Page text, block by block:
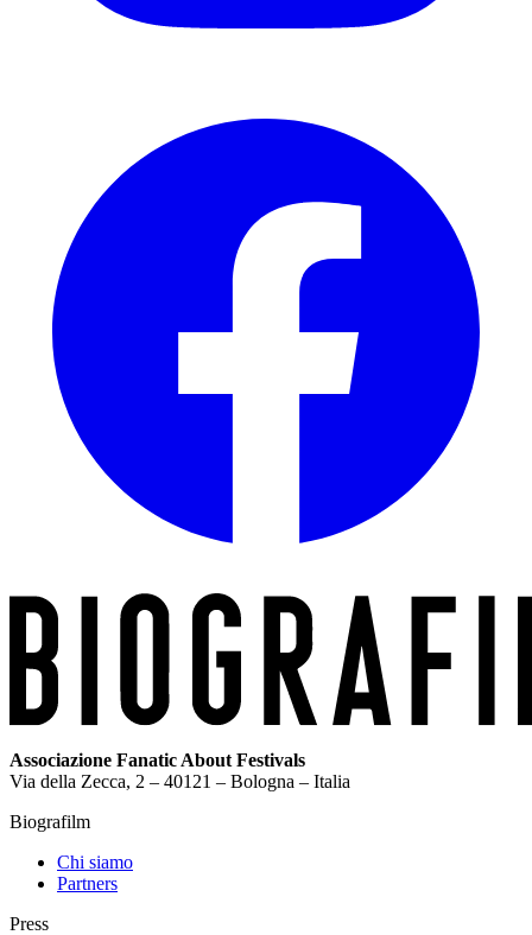
Associazione Fanatic About Festivals
Via della Zecca, 2 – 40121 – Bologna – Italia
Biografilm
Chi siamo
Partners
Press